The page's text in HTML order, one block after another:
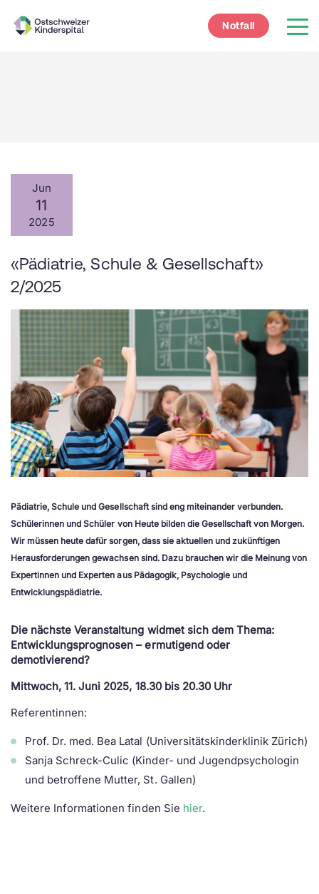
Jun
11
2025
«Pädiatrie, Schule & Gesellschaft»
2/2025
Pädiatrie, Schule und Gesellschaft sind eng miteinander verbunden.
Schülerinnen und Schüler von Heute bilden die Gesellschaft von Morgen.
Wir müssen heute dafür sorgen, dass sie aktuellen und zukünftigen
Herausforderungen gewachsen sind. Dazu brauchen wir die Meinung von
Expertinnen und Experten aus Pädagogik, Psychologie und
Entwicklungspädiatrie.
Die nächste Veranstaltung widmet sich dem Thema:
Entwicklungsprognosen – ermutigend oder
demotivierend?
Mittwoch, 11. Juni 2025, 18.30 bis 20.30 Uhr
Referentinnen:
Prof. Dr. med. Bea Latal (Universitätskinderklinik Zürich)
Sanja Schreck-Culic (Kinder- und Jugendpsychologin
und betroffene Mutter, St. Gallen)
Weitere Informationen finden Sie hier.
Notfall